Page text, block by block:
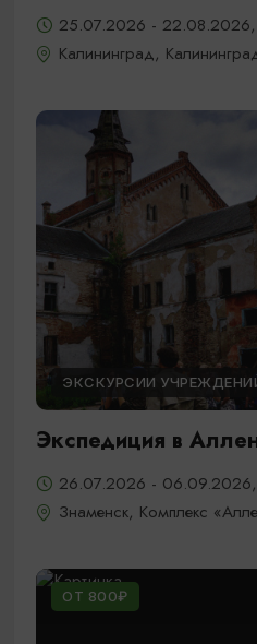
25.07.2026 -
Калининград,
ЭКСКУРСИИ
Экспедиция в
26.07.2026 -
Знаменск, Комплекс
ОТ 800₽